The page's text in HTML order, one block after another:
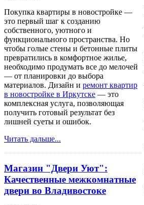
Покупка квартиры в новостройке —
это первый шаг к созданию
собственного, уютного и
функционального пространства. Но
чтобы голые стены и бетонные плиты
превратились в комфортное жилье,
необходимо продумать все до мелочей
— от планировки до выбора
материалов. Дизайн и ремонт квартир
в новостройке в Иркутске — это
комплексная услуга, позволяющая
получить готовый результат без
лишней суеты и ошибок.
Читать дальше...
Магазин "Двери Уют":
Качественные межкомнатные
двери во Владивостоке